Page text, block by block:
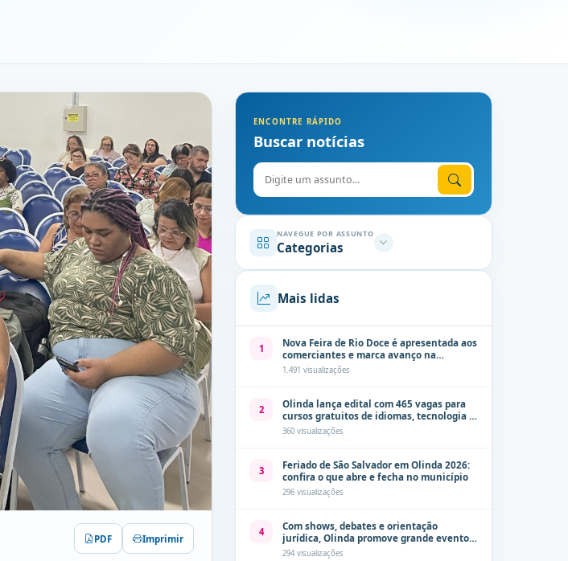
PDF Imprimir
ENCONTRE RÁPIDO
Buscar notícias
Digite o assunto
NAVEGUE POR ASSUNTO
Categorias
Mais lidas
1
Nova Feira de Rio Doce é apresentada aos
comerciantes e marca avanço na
modernização dos espaços públicos de
1.491 visualizações
2
Olinda lança edital com 465 vagas para
cursos gratuitos de idiomas, tecnologia e
comunicação
360 visualizações
3
Feriado de São Salvador em Olinda 2026:
confira o que abre e fecha no município
296 visualizações
4
Com shows, debates e orientação
jurídica, Olinda promove grande evento
de combate à violência contra a mulher
294 visualizações